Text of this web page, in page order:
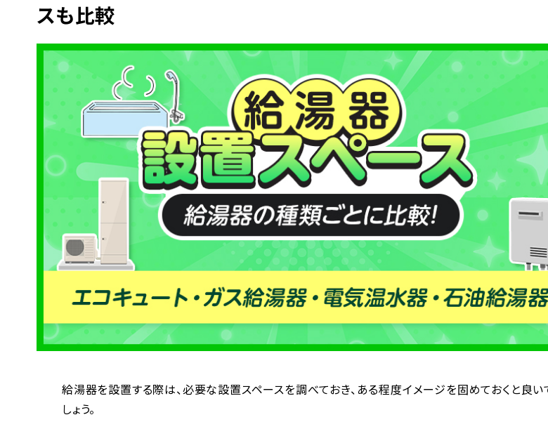
スも比較
給湯器を設置する際は、必要な設置スペースを調べておき、ある程度イメージを固めておくと良い
しょう。